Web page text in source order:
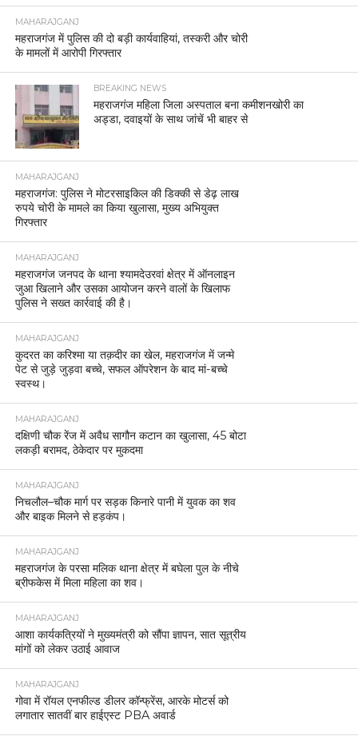
MAHARAJGANJ
महराजगंज में पुलिस की दो बड़ी कार्यवाहियां, तस्करी और चोरी
के मामलों में आरोपी गिरफ्तार
BREAKING NEWS
महराजगंज महिला जिला अस्पताल बना कमीशनखोरी का
अड्डा, दवाइयों के साथ जांचें भी बाहर से
MAHARAJGANJ
महराजगंज: पुलिस ने मोटरसाइकिल की डिक्की से डेढ़ लाख
रुपये चोरी के मामले का किया खुलासा, मुख्य अभियुक्त
गिरफ्तार
MAHARAJGANJ
महराजगंज जनपद के थाना श्यामदेउरवां क्षेत्र में ऑनलाइन
जुआ खिलाने और उसका आयोजन करने वालों के खिलाफ
पुलिस ने सख्त कार्रवाई की है।
MAHARAJGANJ
कुदरत का करिश्मा या तक़दीर का खेल, महराजगंज में जन्मे
पेट से जुड़े जुड़वा बच्चे, सफल ऑपरेशन के बाद मां-बच्चे
स्वस्थ।
MAHARAJGANJ
दक्षिणी चौक रेंज में अवैध सागौन कटान का खुलासा, 45 बोटा
लकड़ी बरामद, ठेकेदार पर मुकदमा
MAHARAJGANJ
निचलौल–चौक मार्ग पर सड़क किनारे पानी में युवक का शव
और बाइक मिलने से हड़कंप।
MAHARAJGANJ
महराजगंज के परसा मलिक थाना क्षेत्र में बघेला पुल के नीचे
ब्रीफकेस में मिला महिला का शव।
MAHARAJGANJ
आशा कार्यकत्रियों ने मुख्यमंत्री को सौंपा ज्ञापन, सात सूत्रीय
मांगों को लेकर उठाई आवाज
MAHARAJGANJ
गोवा में रॉयल एनफील्ड डीलर कॉन्फ्रेंस, आरके मोटर्स को
लगातार सातवीं बार हाईएस्ट PBA अवार्ड